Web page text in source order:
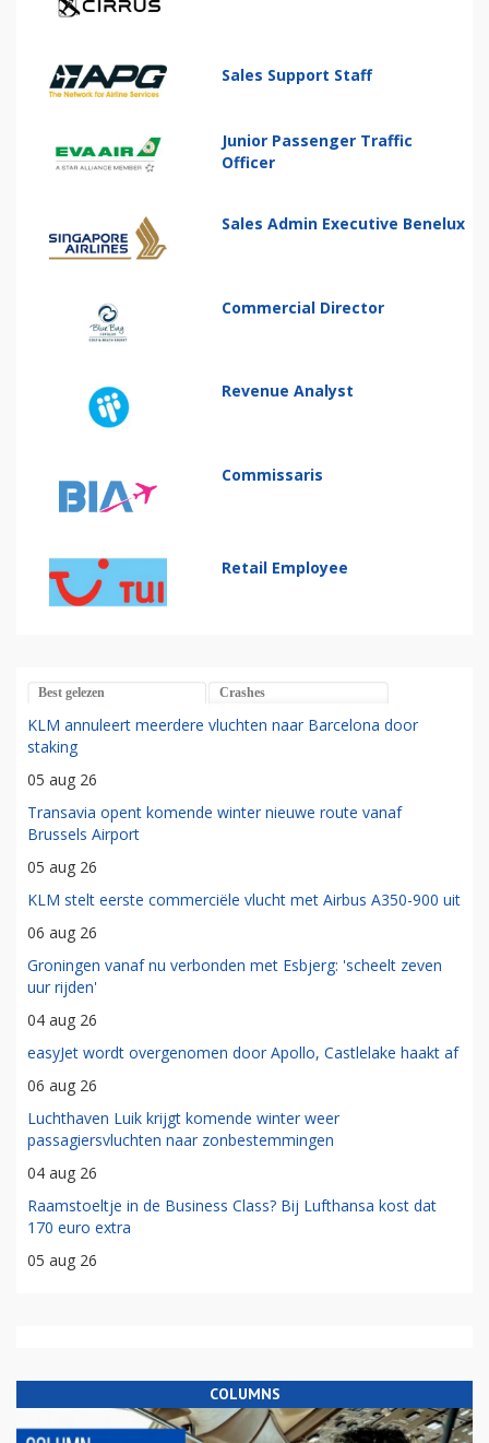
Sales Support Staff
Junior Passenger Traffic
Officer
Sales Admin Executive Benelux
Commercial Director
Revenue Analyst
Commissaris
Retail Employee
Best gelezen Crashes
KLM annuleert meerdere vluchten naar Barcelona door
staking
05 aug 26
Transavia opent komende winter nieuwe route vanaf
Brussels Airport
05 aug 26
KLM stelt eerste commerciële vlucht met Airbus A350-900 uit
06 aug 26
Groningen vanaf nu verbonden met Esbjerg: 'scheelt zeven
uur rijden'
04 aug 26
easyJet wordt overgenomen door Apollo, Castlelake haakt af
06 aug 26
Luchthaven Luik krijgt komende winter weer
passagiersvluchten naar zonbestemmingen
04 aug 26
Raamstoeltje in de Business Class? Bij Lufthansa kost dat
170 euro extra
05 aug 26
COLUMNS